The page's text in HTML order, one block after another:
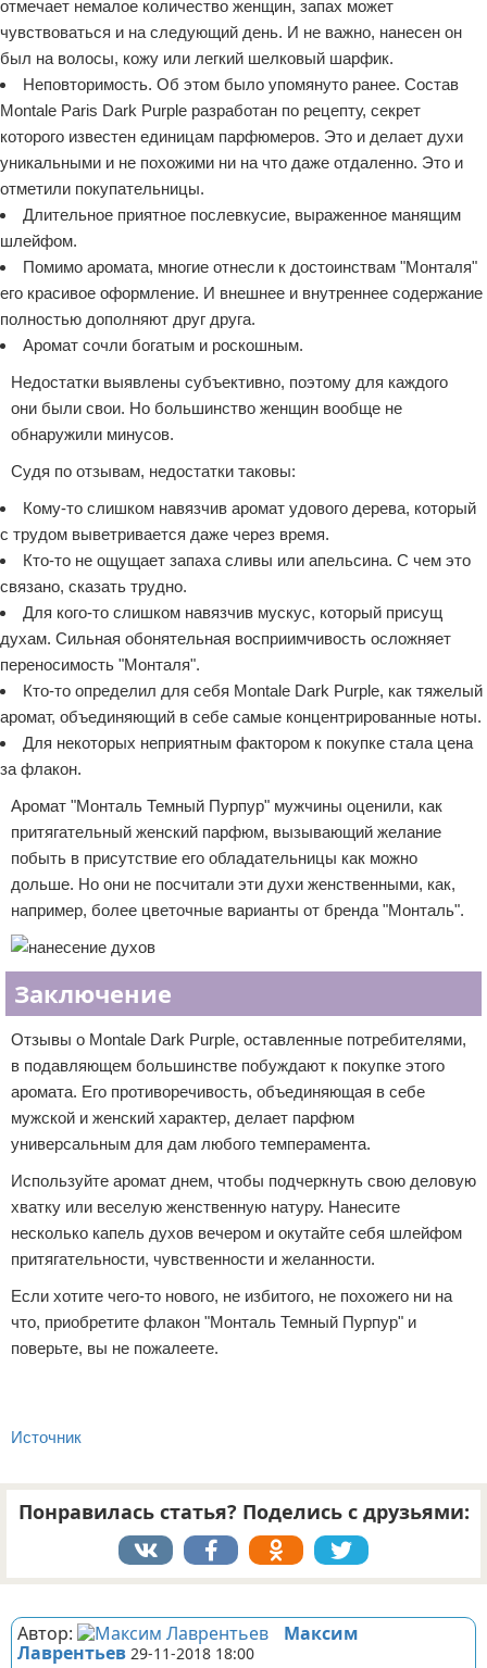
отмечает немалое количество женщин, запах может
чувствоваться и на следующий день. И не важно, нанесен он
был на волосы, кожу или легкий шелковый шарфик.
Неповторимость. Об этом было упомянуто ранее. Состав
Montale Paris Dark Purple разработан по рецепту, секрет
которого известен единицам парфюмеров. Это и делает духи
уникальными и не похожими ни на что даже отдаленно. Это и
отметили покупательницы.
Длительное приятное послевкусие, выраженное манящим
шлейфом.
Помимо аромата, многие отнесли к достоинствам "Монталя"
его красивое оформление. И внешнее и внутреннее содержание
полностью дополняют друг друга.
Аромат сочли богатым и роскошным.
Недостатки выявлены субъективно, поэтому для каждого
они были свои. Но большинство женщин вообще не
обнаружили минусов.
Судя по отзывам, недостатки таковы:
Кому-то слишком навязчив аромат удового дерева, который
с трудом выветривается даже через время.
Кто-то не ощущает запаха сливы или апельсина. С чем это
связано, сказать трудно.
Для кого-то слишком навязчив мускус, который присущ
духам. Сильная обонятельная восприимчивость осложняет
переносимость "Монталя".
Кто-то определил для себя Montale Dark Purple, как тяжелый
аромат, объединяющий в себе самые концентрированные ноты.
Для некоторых неприятным фактором к покупке стала цена
за флакон.
Аромат "Монталь Темный Пурпур" мужчины оценили, как
притягательный женский парфюм, вызывающий желание
побыть в присутствие его обладательницы как можно
дольше. Но они не посчитали эти духи женственными, как,
например, более цветочные варианты от бренда "Монталь".
Заключение
Отзывы о Montale Dark Purple, оставленные потребителями,
в подавляющем большинстве побуждают к покупке этого
аромата. Его противоречивость, объединяющая в себе
мужской и женский характер, делает парфюм
универсальным для дам любого темперамента.
Используйте аромат днем, чтобы подчеркнуть свою деловую
хватку или веселую женственную натуру. Нанесите
несколько капель духов вечером и окутайте себя шлейфом
притягательности, чувственности и желанности.
Если хотите чего-то нового, не избитого, не похожего ни на
что, приобретите флакон "Монталь Темный Пурпур" и
поверьте, вы не пожалеете.
Источник
Понравилась статья? Поделись с друзьями:
Автор:
Максим
Лаврентьев 29-11-2018 18:00